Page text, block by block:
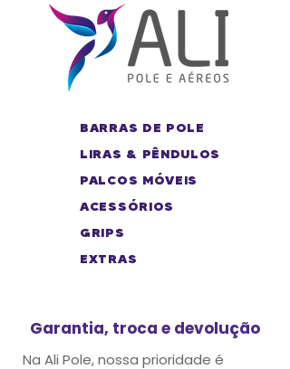
BARRAS DE POLE
LIRAS & PÊNDULOS
PALCOS MÓVEIS
ACESSÓRIOS
GRIPS
EXTRAS
Garantia, troca e devolução
Na Ali Pole, nossa prioridade é